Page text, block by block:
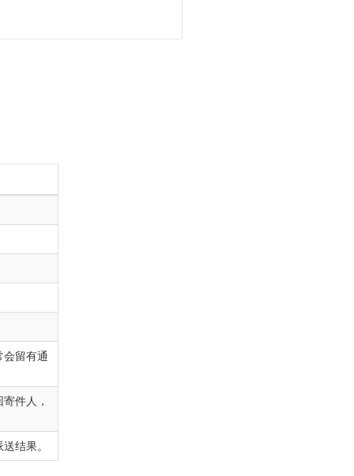
留有通
件人，
结果。